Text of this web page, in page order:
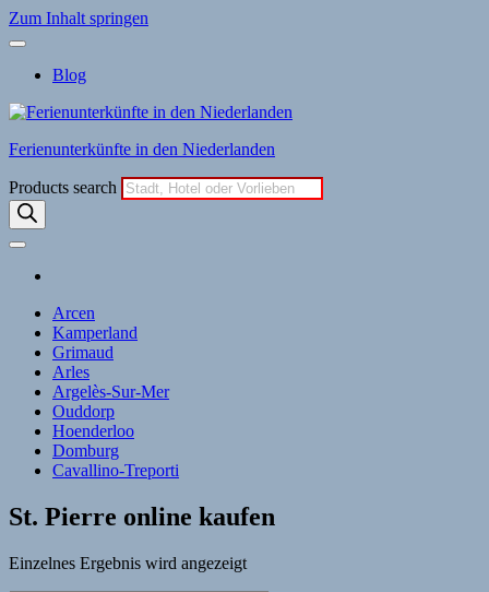
Zum Inhalt springen
Blog
Ferienunterkünfte in den Niederlanden
Products search
Arcen
Kamperland
Grimaud
Arles
Argelès-Sur-Mer
Ouddorp
Hoenderloo
Domburg
Cavallino-Treporti
St. Pierre online kaufen
Einzelnes Ergebnis wird angezeigt